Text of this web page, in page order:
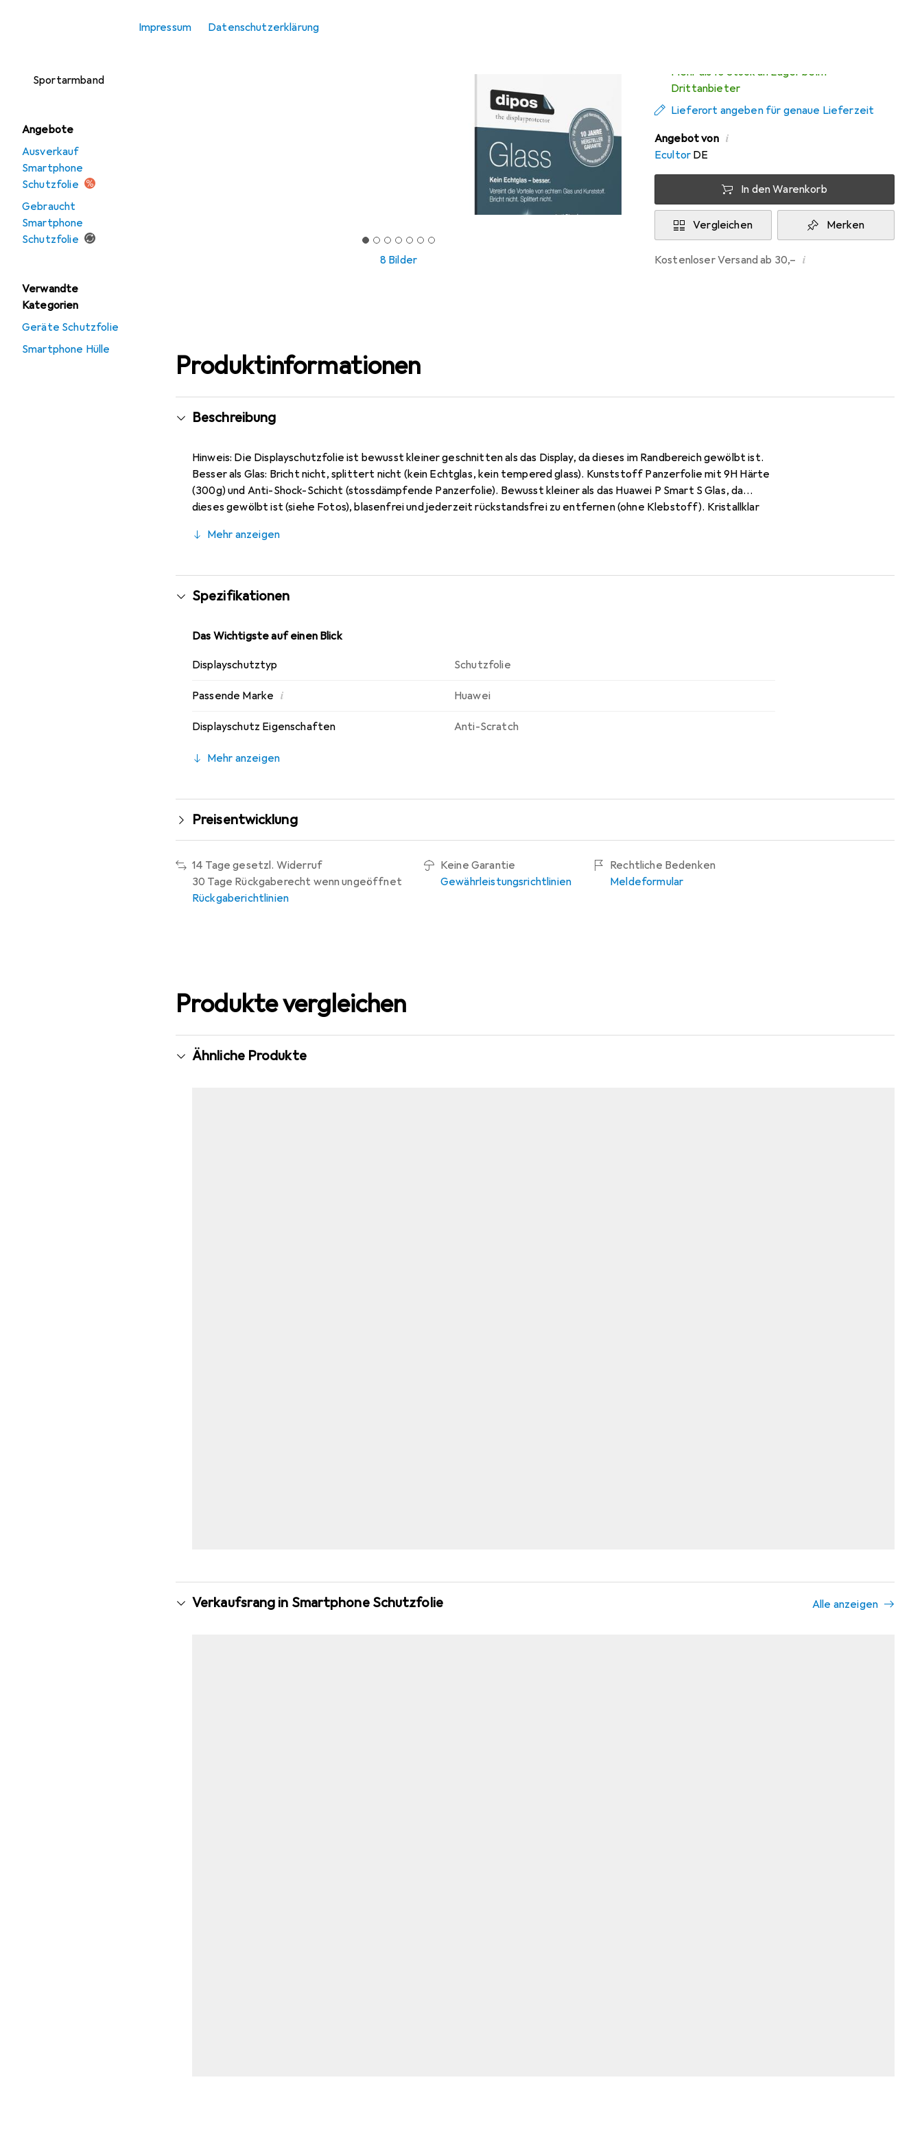
Impressum Datenschutzerklärung
Sportarmband
Angebote
Ausverkauf
Smartphone
Schutzfolie
Gebraucht
Smartphone
Schutzfolie
Verwandte
Kategorien
Geräte Schutzfolie
Smartphone Hülle
8 Bilder
Mehr als 10 Stück an Lager beim
Drittanbieter
Lieferort angeben für genaue Lieferzeit
Angebot von i
Ecultor DE
In den Warenkorb
Vergleichen Merken
Kostenloser Versand ab 30,– i
Produktinformationen
Beschreibung
Hinweis: Die Displayschutzfolie ist bewusst kleiner geschnitten als das Display, da dieses im Randbereich gewölbt ist.
Besser als Glas: Bricht nicht, splittert nicht (kein Echtglas, kein tempered glass). Kunststoff Panzerfolie mit 9H Härte
(300g) und Anti-Shock-Schicht (stossdämpfende Panzerfolie). Bewusst kleiner als das Huawei P Smart S Glas, da
dieses gewölbt ist (siehe Fotos), blasenfrei und jederzeit rückstandsfrei zu entfernen (ohne Klebstoff). Kristallklar
Markenprodukt made in Germany.
Mehr anzeigen
Spezifikationen
Das Wichtigste auf einen Blick
Displayschutztyp Schutzfolie
Passende Marke i Huawei
Displayschutz Eigenschaften Anti-Scratch
Mehr anzeigen
Preisentwicklung
14 Tage gesetzl. Widerruf
30 Tage Rückgaberecht wenn ungeöffnet
Rückgaberichtlinien
Keine Garantie
Gewährleistungsrichtlinien
Rechtliche Bedenken
Meldeformular
Produkte vergleichen
Ähnliche Produkte
Verkaufsrang in Smartphone Schutzfolie Alle anzeigen